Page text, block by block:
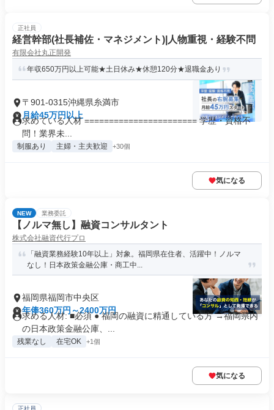
正社員
経営幹部(社長補佐・マネジメント)|人物重視・経験不問
有限会社丸正開発
年収650万円以上可能★土日休み★休憩120分★退職金あり
〒901-0315沖縄県糸満市
月給45万円以上
求めている人材 ======================= 学歴・資格不
問！業界未...
制服あり 主婦・主夫歓迎 +30個
気になる
NEW 業務委託
【ノルマ無し】融資コンサルタント
株式会社融資代行プロ
「融資業務経験10年以上」対象。福岡県在住者、活躍中！ノルマ
なし！日本政策金融公庫・商工中...
福岡県福岡市中央区
年俸360万円～2400万円
求める人材: ■必須 ● 福岡の融資に精通している方 →福岡県内
の日本政策金融公庫、...
残業なし 在宅OK +1個
気になる
正社員